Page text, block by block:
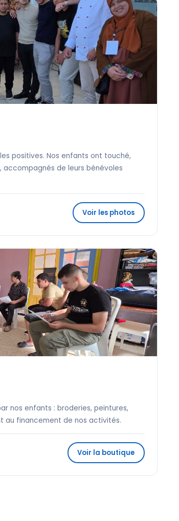
positives. Nos enfants ont touché,
de leurs bénévoles
Voir les photos
nos enfants : broderies, peintures,
au financement de nos activités.
Voir la boutique